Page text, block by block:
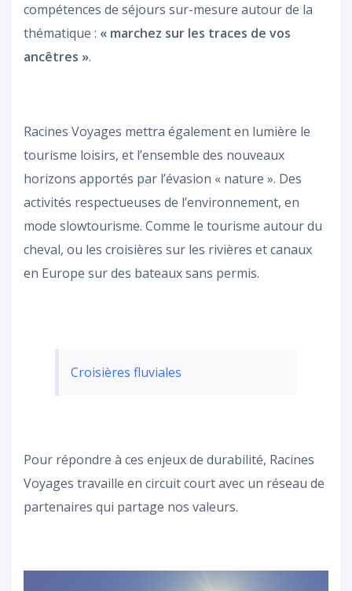
compétences de séjours sur-mesure autour de la
thématique : « marchez sur les traces de vos
ancêtres ».
Racines Voyages mettra également en lumière le
tourisme loisirs, et l’ensemble des nouveaux
horizons apportés par l’évasion « nature ». Des
activités respectueuses de l’environnement, en
mode slowtourisme. Comme le tourisme autour du
cheval, ou les croisières sur les rivières et canaux
en Europe sur des bateaux sans permis.
Croisières fluviales
Pour répondre à ces enjeux de durabilité, Racines
Voyages travaille en circuit court avec un réseau de
partenaires qui partage nos valeurs.